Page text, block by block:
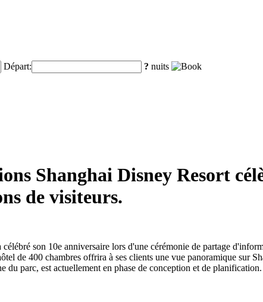
Départ: ? nuits
Shanghai Disney Resort
de visiteurs.
son 10e anniversaire lors d'une cérémonie de partage
de 400 chambres offrira à ses clients une vue panoramique sur
du parc, est actuellement en phase de conception et de planification.